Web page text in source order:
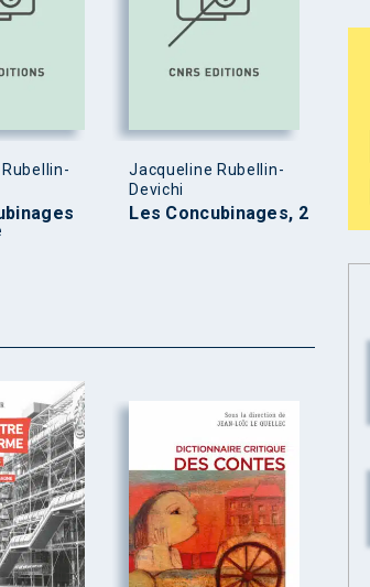
Jacqueline Rubellin-
Devichi
Les Concubinages, 2